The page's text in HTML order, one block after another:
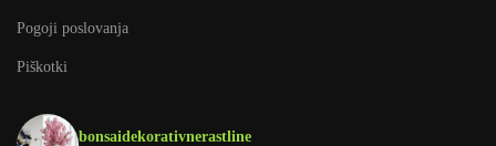
Pogoji poslovanja
Piškotki
bonsaidekorativnerastline